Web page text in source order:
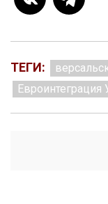
ТЕГИ:
Евроинтеграция